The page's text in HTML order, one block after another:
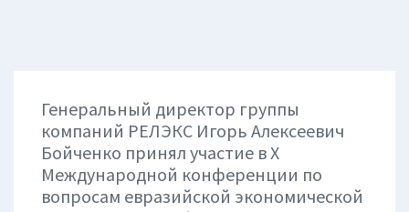
Генеральный директор группы
компаний РЕЛЭКС Игорь Алексеевич
Бойченко принял участие в X
Международной конференции по
вопросам евразийской экономической